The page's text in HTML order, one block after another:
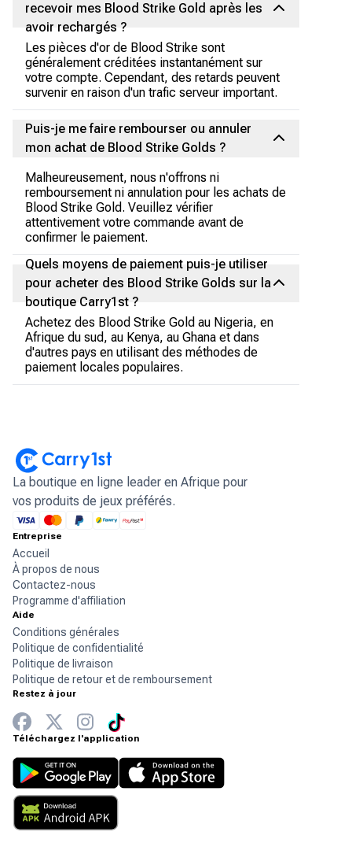
recevoir mes Blood Strike Gold après les
avoir rechargés ?
Les pièces d'or de Blood Strike sont
généralement créditées instantanément sur
votre compte. Cependant, des retards peuvent
survenir en raison d'un trafic serveur important.
Puis-je me faire rembourser ou annuler
mon achat de Blood Strike Golds ?
Malheureusement, nous n'offrons ni
remboursement ni annulation pour les achats de
Blood Strike Gold. Veuillez vérifier
attentivement votre commande avant de
confirmer le paiement.
Quels moyens de paiement puis-je utiliser
pour acheter des Blood Strike Golds sur la
boutique Carry1st ?
Achetez des Blood Strike Gold au Nigeria, en
Afrique du sud, au Kenya, au Ghana et dans
d'autres pays en utilisant des méthodes de
paiement locales populaires.
La boutique en ligne leader en Afrique pour
vos produits de jeux préférés.
Entreprise
Accueil
À propos de nous
Contactez-nous
Programme d'affiliation
Aide
Conditions générales
Politique de confidentialité
Politique de livraison
Politique de retour et de remboursement
Restez à jour
Téléchargez l'application